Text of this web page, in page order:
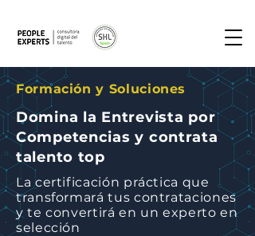
Formación y Soluciones
Domina la Entrevista por
Competencias y contrata
talento top
La certificación práctica que
transformará tus contrataciones
y te convertirá en un experto en
selección